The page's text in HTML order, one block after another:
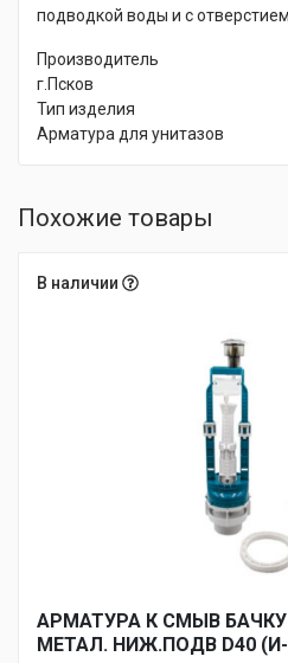
подводкой воды и с
Производитель
г.Псков
Тип изделия
Арматура для унитазов
Похожие товары
В наличии
АРМАТУРА К СМЫВ
МЕТАЛ. НИЖ.ПОДВ D40